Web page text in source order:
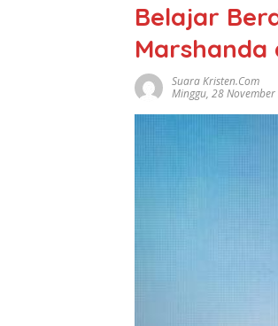
Belajar
Marshanda
Suara Kristen.com
Minggu, 28